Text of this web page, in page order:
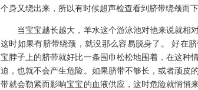
个身又绕出来，所以有时候超声检查看到脐带绕颈而
当宝宝越长越大，羊水这个游泳池对他来说就相对
这时如果有脐带绕颈，就没那么容易脱身了。 好在
宝脖子上的脐带就好比一条围巾松松地围着，在这种
迫，也就不会产生危险。如果脐带不够长，或者顽皮
带就会勒紧而影响宝宝的血液供应，这时危险就悄悄